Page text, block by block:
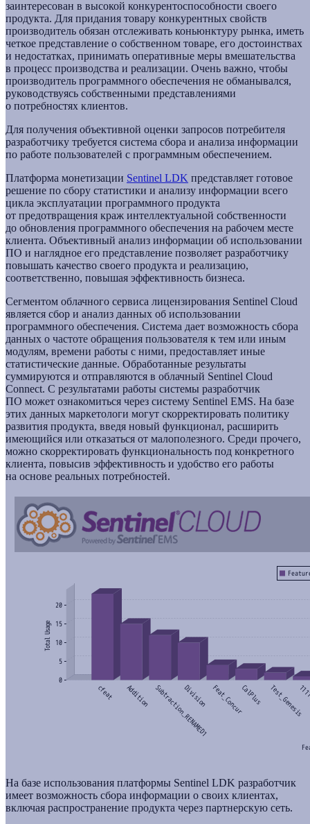
заинтересован в высокой конкурентоспособности своего
продукта. Для придания товару конкурентных свойств
производитель обязан отслеживать коньюнктуру рынка, иметь
четкое представление о собственном товаре, его достоинствах
и недостатках, принимать оперативные меры вмешательства
в процесс производства и реализации. Очень важно, чтобы
производитель программного обеспечения не обманывался,
руководствуясь собственными представлениями
о потребностях клиентов.
Для получения объективной оценки запросов потребителя
разработчику требуется система сбора и анализа информации
по работе пользователей с программным обеспечением.
Платформа монетизации Sentinel LDK представляет готовое
решение по сбору статистики и анализу информации всего
цикла эксплуатации программного продукта
от предотвращения краж интеллектуальной собственности
до обновления программного обеспечения на рабочем месте
клиента. Объективный анализ информации об использовании
ПО и наглядное его представление позволяет разработчику
повышать качество своего продукта и реализацию,
соответственно, повышая эффективность бизнеса.
Сегментом облачного сервиса лицензирования Sentinel Cloud
является сбор и анализ данных об использовании
программного обеспечения. Система дает возможность сбора
данных о частоте обращения пользователя к тем или иным
модулям, времени работы с ними, предоставляет иные
статистические данные. Обработанные результаты
суммируются и отправляются в облачный Sentinel Cloud
Connect. С результатами работы системы разработчик
ПО может ознакомиться через систему Sentinel EMS. На базе
этих данных маркетологи могут скорректировать политику
развития продукта, введя новый функционал, расширить
имеющийся или отказаться от малополезного. Среди прочего,
можно скорректировать функциональность под конкретного
клиента, повысив эффективность и удобство его работы
на основе реальных потребностей.
На базе использования платформы Sentinel LDK разработчик
имеет возможность сбора информации о своих клиентах,
включая распространение продукта через партнерскую сеть.